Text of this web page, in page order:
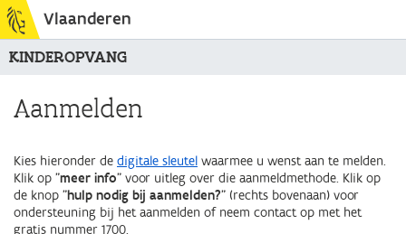
Vlaanderen
KINDEROPVANG
Aanmelden
Kies hieronder de digitale sleutel waarmee u wenst aan te melden.
Klik op "meer info" voor uitleg over die aanmeldmethode. Klik op
de knop "hulp nodig bij aanmelden?" (rechts bovenaan) voor
ondersteuning bij het aanmelden of neem contact op met het
gratis nummer 1700.